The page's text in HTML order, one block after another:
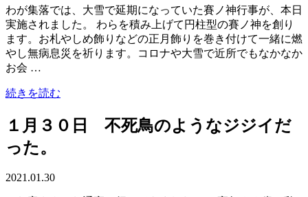
わが集落では、大雪で延期になっていた賽ノ神行事が、本日
実施されました。 わらを積み上げて円柱型の賽ノ神を創り
ます。お札やしめ飾りなどの正月飾りを巻き付けて一緒に燃
やし無病息災を祈ります。コロナや大雪で近所でもなかなか
お会 …
続きを読む
１月３０日 不死鳥のようなジジイだ
った。
2021.01.30